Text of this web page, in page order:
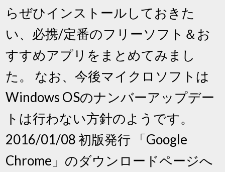
らぜひインストールしておきた
い、必携/定番のフリーソフト＆お
すすめアプリをまとめてみまし
た。 なお、今後マイクロソフトは
Windows OSのナンバーアップデー
トは行わない方針のようです。
2016/01/08 初版発行 「Google
Chrome」のダウンロードページへ